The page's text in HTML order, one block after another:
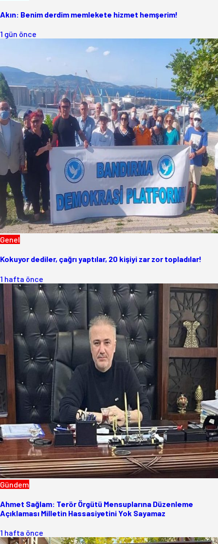
Akın: Benim derdim memlekete hizmet hemşerim!
1 gün önce
Genel
Kokuyor dediler, çağrı yaptılar, 20 kişiyi zar zor topladılar!
1 hafta önce
Gündem
Ahmet Sağlam: Terör Örgütü Mensuplarına Düzenleme
Açıklaması Milletin Hassasiyetini Yok Sayamaz
1 hafta önce